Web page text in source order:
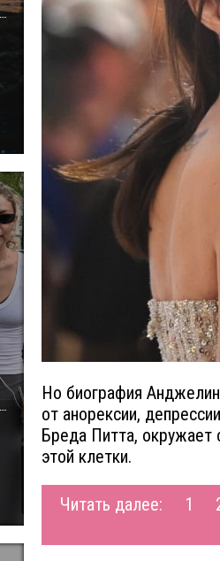
Но биография
от анорексии,
Бреда Питта,
этой клетки.
Читать далее: 1